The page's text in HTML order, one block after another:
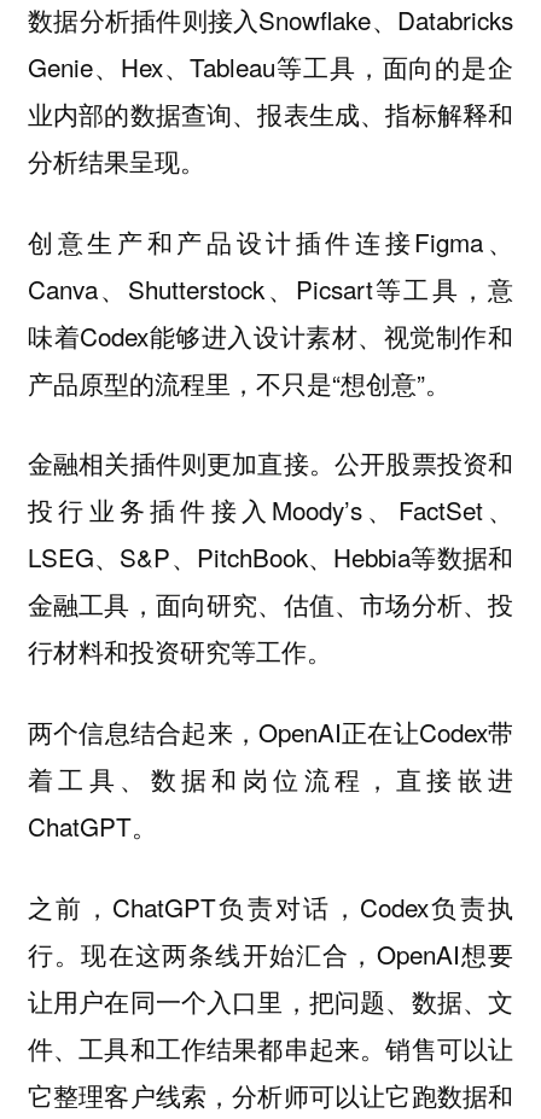
数据分析插件则接入Snowflake、Databricks
Genie、Hex、Tableau等工具，面向的是企
业内部的数据查询、报表生成、指标解释和
分析结果呈现。
创意生产和产品设计插件连接Figma、
Canva、Shutterstock、Picsart等工具，意
味着Codex能够进入设计素材、视觉制作和
产品原型的流程里，不只是“想创意”。
金融相关插件则更加直接。公开股票投资和
投行业务插件接入Moody’s、FactSet、
LSEG、S&P、PitchBook、Hebbia等数据和
金融工具，面向研究、估值、市场分析、投
行材料和投资研究等工作。
两个信息结合起来，OpenAI正在让Codex带
着工具、数据和岗位流程，直接嵌进
ChatGPT。
之前，ChatGPT负责对话，Codex负责执
行。现在这两条线开始汇合，OpenAI想要
让用户在同一个入口里，把问题、数据、文
件、工具和工作结果都串起来。销售可以让
它整理客户线索，分析师可以让它跑数据和